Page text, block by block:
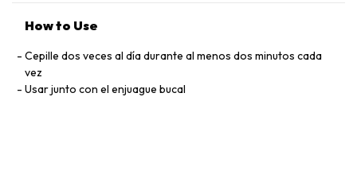
How to Use
Cepille dos veces al día durante al menos dos minutos cada
vez
Usar junto con el enjuague bucal